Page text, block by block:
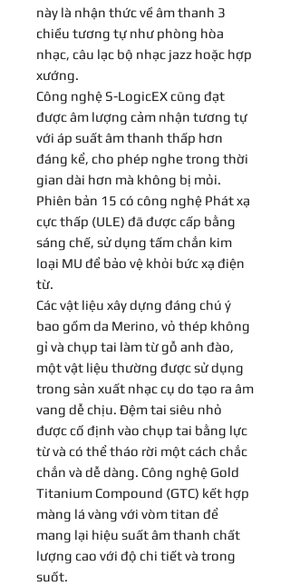
này là nhận thức về âm thanh 3
chiều tương tự như phòng hòa
nhạc, câu lạc bộ nhạc jazz hoặc hợp
xướng.
Công nghệ S-LogicEX cũng đạt
được âm lượng cảm nhận tương tự
với áp suất âm thanh thấp hơn
đáng kể, cho phép nghe trong thời
gian dài hơn mà không bị mỏi.
Phiên bản 15 có công nghệ Phát xạ
cực thấp (ULE) đã được cấp bằng
sáng chế, sử dụng tấm chắn kim
loại MU để bảo vệ khỏi bức xạ điện
từ.
Các vật liệu xây dựng đáng chú ý
bao gồm da Merino, vỏ thép không
gỉ và chụp tai làm từ gỗ anh đào,
một vật liệu thường được sử dụng
trong sản xuất nhạc cụ do tạo ra âm
vang dễ chịu. Đệm tai siêu nhỏ
được cố định vào chụp tai bằng lực
từ và có thể tháo rời một cách chắc
chắn và dễ dàng. Công nghệ Gold
Titanium Compound (GTC) kết hợp
màng lá vàng với vòm titan để
mang lại hiệu suất âm thanh chất
lượng cao với độ chi tiết và trong
suốt.